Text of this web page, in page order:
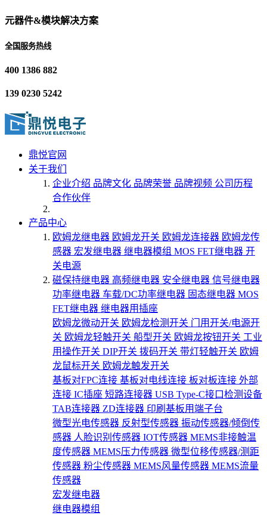
元器件&模块解决方案
全国服务热线
400 1386 882
139 0230 5242
鼎悦官网
关于我们
企业介绍 品牌文化 品牌荣誉 品牌视频 公司历程
合作伙伴
产品中心
欧姆龙继电器 欧姆龙开关 欧姆龙连接器 欧姆龙传
感器 宏发继电器 继电器模组 MOS FET继电器 开
关电源
磁保持继电器 高频继电器 安全继电器 信号继电器
功率继电器 车载/DC功率继电器 固态继电器 MOS
FET继电器 继电器用插座
欧姆龙微动开关 欧姆龙检测开关 门用开关/电源开
关 欧姆龙轻触开关 船型开关 欧姆龙按钮开关 工业
用操作开关 DIP开关 拨码开关 带灯轻触开关 欧姆
龙鼠标开关 欧姆龙触发开关
基板对FPC连接 基板对电线连接 板对板连接 外部
连接 IC插座 短路连接器 USB Type-C接口检测设备
TAB连接器 ZD连接器 印刷基板用端子台
微型光电传感器 反射型传感器 振动传感器/倾倒传
感器 人脸识别传感器 IOT传感器 MEMS非接触温
度传感器 MEMS压力传感器 微型位移传感器/测距
传感器 粉尘传感器 MEMS风量传感器 MEMS流量
传感器
宏发继电器
继电器模组